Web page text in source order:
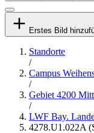
Erstes Bild
Standorte
/
Campus
/
Gebiet 4200
/
LWF Bay.
4278.U1.022A